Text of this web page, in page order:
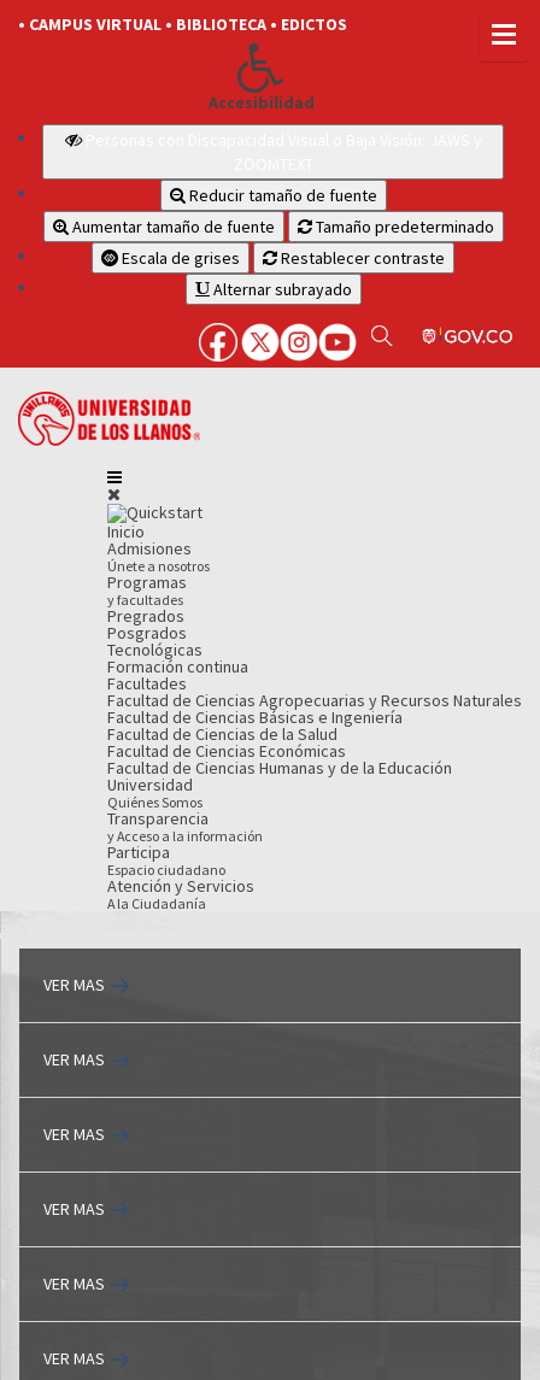
• CAMPUS VIRTUAL • BIBLIOTECA • EDICTOS
Accesibilidad
Reducir tamaño de fuente
Aumentar tamaño de fuente
Tamaño predeterminado
Escala de grises
Restablecer contraste
Alternar subrayado
Inicio
Admisiones
Únete a nosotros
Programas
y facultades
Pregrados
Posgrados
Tecnológicas
Formación continua
Facultades
Facultad de Ciencias Agropecuarias y Recursos Naturales
Facultad de Ciencias Básicas e Ingeniería
Facultad de Ciencias de la Salud
Facultad de Ciencias Económicas
Facultad de Ciencias Humanas y de la Educación
Universidad
Quiénes Somos
Transparencia
y Acceso a la información
Participa
Espacio ciudadano
Atención y Servicios
A la Ciudadanía
VER MAS
VER MAS
VER MAS
VER MAS
VER MAS
VER MAS